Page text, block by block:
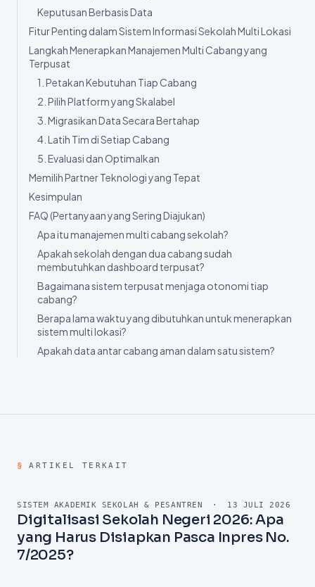
Keputusan Berbasis Data
Fitur Penting dalam Sistem Informasi Sekolah Multi Lokasi
Langkah Menerapkan Manajemen Multi Cabang yang
Terpusat
1. Petakan Kebutuhan Tiap Cabang
2. Pilih Platform yang Skalabel
3. Migrasikan Data Secara Bertahap
4. Latih Tim di Setiap Cabang
5. Evaluasi dan Optimalkan
Memilih Partner Teknologi yang Tepat
Kesimpulan
FAQ (Pertanyaan yang Sering Diajukan)
Apa itu manajemen multi cabang sekolah?
Apakah sekolah dengan dua cabang sudah
membutuhkan dashboard terpusat?
Bagaimana sistem terpusat menjaga otonomi tiap
cabang?
Berapa lama waktu yang dibutuhkan untuk menerapkan
sistem multi lokasi?
Apakah data antar cabang aman dalam satu sistem?
§ ARTIKEL TERKAIT
SISTEM AKADEMIK SEKOLAH & PESANTREN · 13 JULI 2026
Digitalisasi Sekolah Negeri 2026: Apa
yang Harus Disiapkan Pasca Inpres No.
7/2025?